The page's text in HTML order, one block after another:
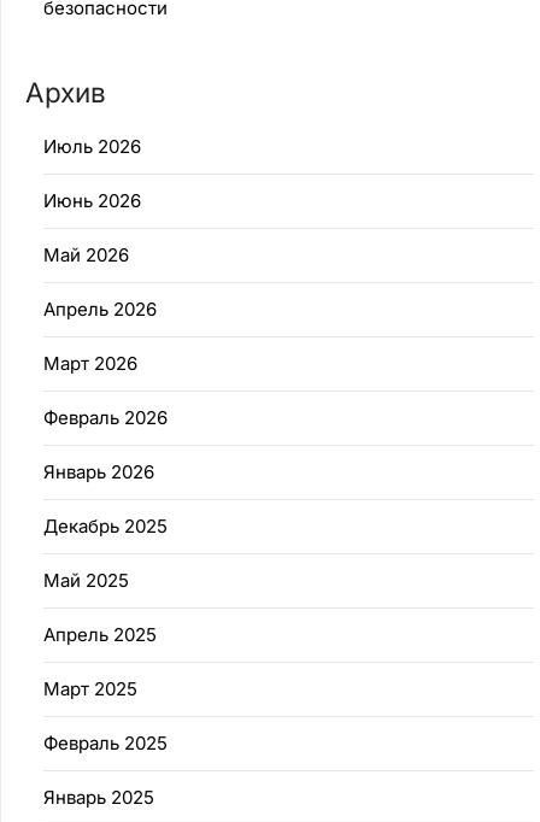
безопасности
Архив
Июль 2026
Июнь 2026
Май 2026
Апрель 2026
Март 2026
Февраль 2026
Январь 2026
Декабрь 2025
Май 2025
Апрель 2025
Март 2025
Февраль 2025
Январь 2025